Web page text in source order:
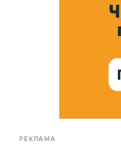
РЕКЛАМА